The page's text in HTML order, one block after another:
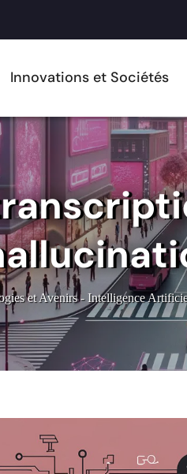
Innovations et Sociétés
et Avenirs - Intelligence